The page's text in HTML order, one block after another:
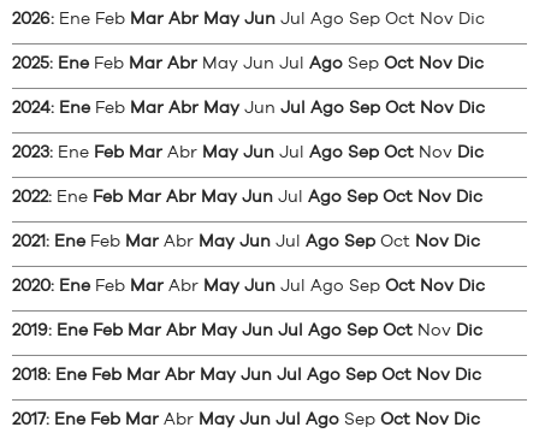
2026: Ene Feb Mar Abr May Jun Jul Ago Sep Oct Nov Dic
2025: Ene Feb Mar Abr May Jun Jul Ago Sep Oct Nov Dic
2024: Ene Feb Mar Abr May Jun Jul Ago Sep Oct Nov Dic
2023: Ene Feb Mar Abr May Jun Jul Ago Sep Oct Nov Dic
2022: Ene Feb Mar Abr May Jun Jul Ago Sep Oct Nov Dic
2021: Ene Feb Mar Abr May Jun Jul Ago Sep Oct Nov Dic
2020: Ene Feb Mar Abr May Jun Jul Ago Sep Oct Nov Dic
2019: Ene Feb Mar Abr May Jun Jul Ago Sep Oct Nov Dic
2018: Ene Feb Mar Abr May Jun Jul Ago Sep Oct Nov Dic
2017: Ene Feb Mar Abr May Jun Jul Ago Sep Oct Nov Dic